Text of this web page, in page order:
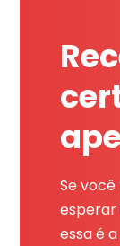
Se
esperar
essa é